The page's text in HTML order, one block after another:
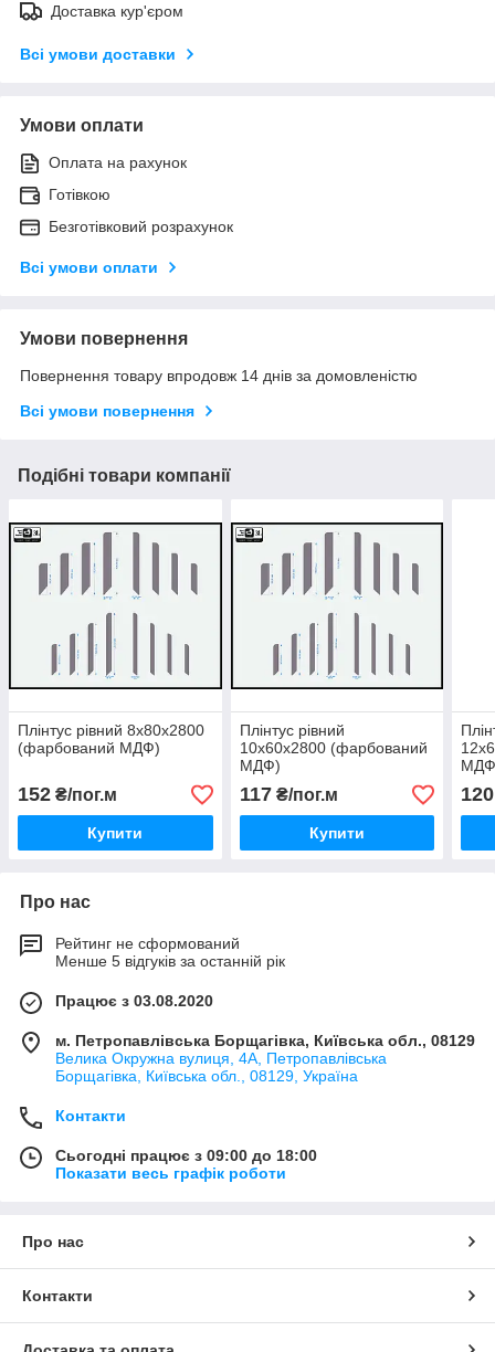
Доставка кур'єром
Всі умови доставки
Умови оплати
Оплата на рахунок
Готівкою
Безготівковий розрахунок
Всі умови оплати
Умови повернення
Повернення товару впродовж 14 днів за домовленістю
Всі умови повернення
Подібні товари компанії
Плінтус рівний 8х80х2800
(фарбований МДФ)
152 ₴/пог.м
Купити
Плінтус рівний
10х60х2800 (фарбований
МДФ)
117₴/пог.м
Купити
120
Про нас
Рейтинг не сформований
Менше 5 відгуків за останній рік
Працює з 03.08.2020
м. Петропавлівська Борщагівка, Київська обл., 08129
Велика Окружна вулиця, 4А, Петропавлівська
Борщагівка, Київська обл., 08129, Україна
Контакти
Сьогодні працює з 09:00 до 18:00
Показати весь графік роботи
Про нас
Контакти